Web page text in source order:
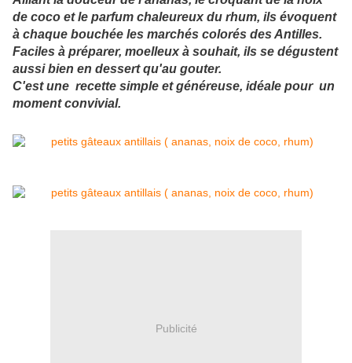
de coco et le parfum chaleureux du rhum, ils évoquent
à chaque bouchée les marchés colorés des Antilles.
Faciles à préparer, moelleux à souhait, ils se dégustent
aussi bien en dessert qu'au gouter.
C'est une recette simple et généreuse, idéale pour un
moment convivial.
Publicité